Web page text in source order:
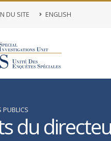
DU SITE ENGLISH
PUBLICS
du